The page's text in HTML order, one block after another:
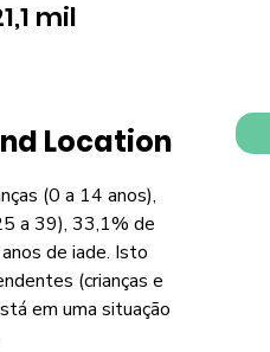
mil
Location
(0 a 14 anos),
a 39), 33,1% de
de iade. Isto
(crianças e
em uma situação